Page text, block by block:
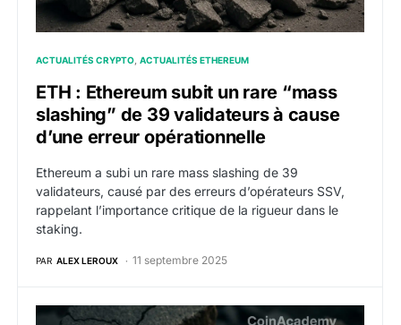
ACTUALITÉS CRYPTO ACTUALITÉS ETHEREUM
ETH : Ethereum subit un rare “mass
slashing” de 39 validateurs à cause
d’une erreur opérationnelle
Ethereum a subi un rare mass slashing de 39
validateurs, causé par des erreurs d’opérateurs SSV,
rappelant l’importance critique de la rigueur dans le
staking.
PAR ALEX LEROUX 11 septembre 2025
ETH : Kiln se retire temporairement des validateurs